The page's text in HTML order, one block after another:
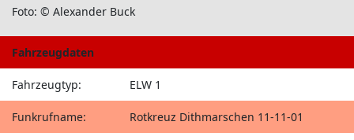
Foto: © Alexander Buck
Fahrzeugdaten
Fahrzeugtyp: ELW 1
Funkrufname: Rotkreuz Dithmarschen 11-11-01